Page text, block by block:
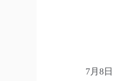
7月8